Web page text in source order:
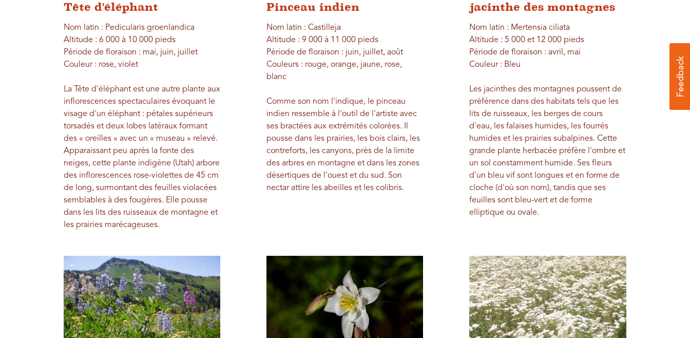
Tête d'éléphant
Nom latin : Pedicularis groenlandica
Altitude : 6 000 à 10 000 pieds
Période de floraison : mai, juin, juillet
Couleur : rose, violet
La Tête d'éléphant est une autre plante aux
inflorescences spectaculaires évoquant le
visage d'un éléphant : pétales supérieurs
torsadés et deux lobes latéraux formant
des « oreilles » avec un « museau » relevé.
Apparaissant peu après la fonte des
neiges, cette plante indigène (Utah) arbore
des inflorescences rose-violettes de 45 cm
de long, surmontant des feuilles violacées
semblables à des fougères. Elle pousse
dans les lits des ruisseaux de montagne et
les prairies marécageuses.
Pinceau indien
Nom latin : Castilleja
Altitude : 9 000 à 11 000 pieds
Période de floraison : juin, juillet, août
Couleurs : rouge, orange, jaune, rose,
blanc
Comme son nom l'indique, le pinceau
indien ressemble à l'outil de l'artiste avec
ses bractées aux extrémités colorées. Il
pousse dans les prairies, les bois clairs, les
contreforts, les canyons, près de la limite
des arbres en montagne et dans les zones
désertiques de l'ouest et du sud. Son
nectar attire les abeilles et les colibris.
jacinthe des montagnes
Nom latin : Mertensia ciliata
Altitude : 5 000 et 12 000 pieds
Période de floraison : avril, mai
Couleur : Bleu
Les jacinthes des montagnes poussent de
préférence dans des habitats tels que les
lits de ruisseaux, les berges de cours
d'eau, les falaises humides, les fourrés
humides et les prairies subalpines. Cette
grande plante herbacée préfère l'ombre et
un sol constamment humide. Ses fleurs
d'un bleu vif sont longues et en forme de
cloche (d'où son nom), tandis que ses
feuilles sont bleu-vert et de forme
elliptique ou ovale.